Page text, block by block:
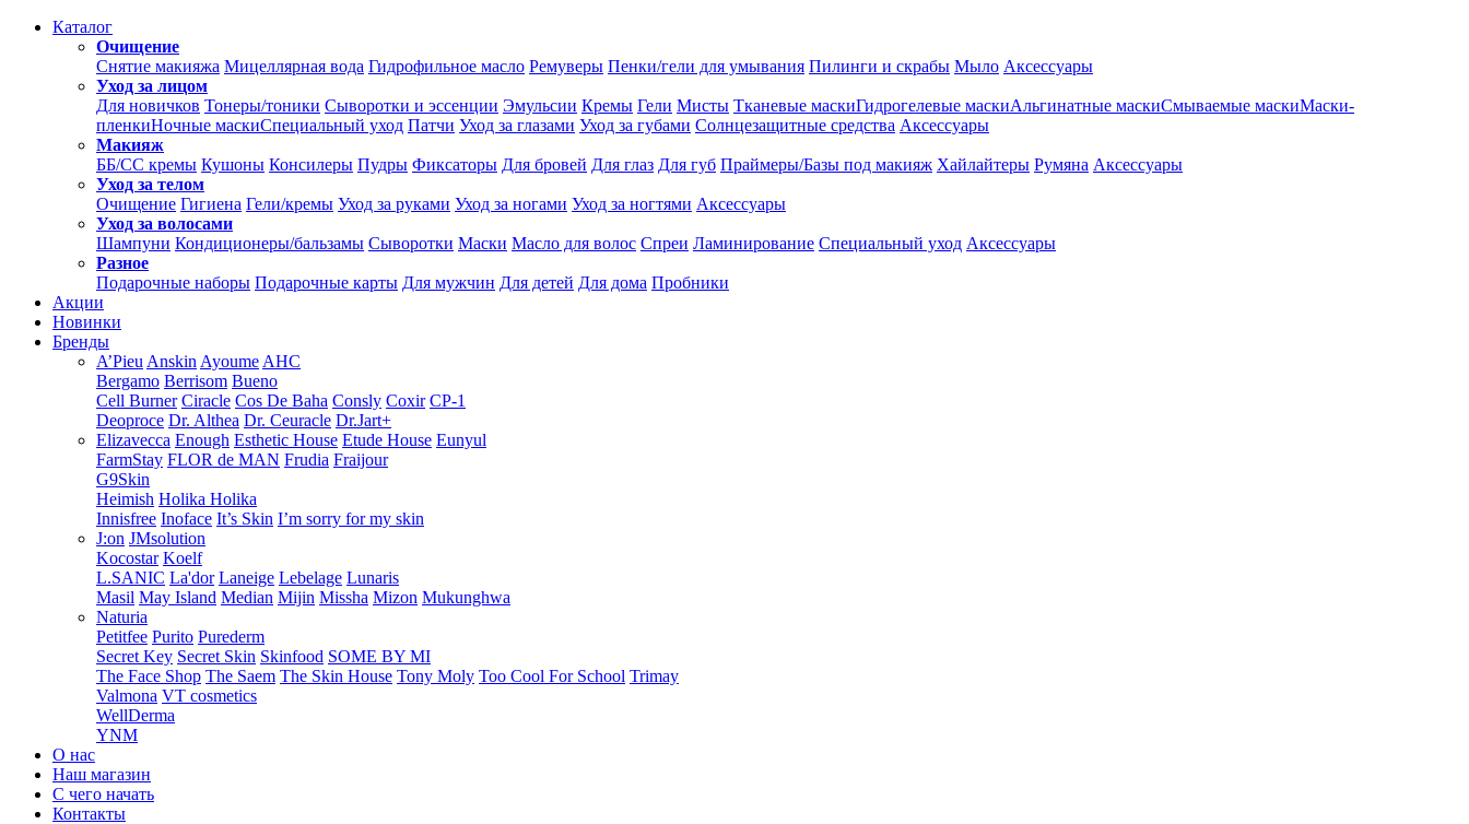
Каталог
Очищение
Снятие макияжа Мицеллярная вода Гидрофильное масло Ремуверы Пенки/гели для умывания Пилинги и скрабы Мыло Аксессуары
Уход за лицом
Для новичков Тонеры/тоники Сыворотки и эссенции Эмульсии Кремы Гели Мисты Тканевые маскиГидрогелевые маскиАльгинатные маскиСмываемые маскиМаски-
пленкиНочные маскиСпециальный уход Патчи Уход за глазами Уход за губами Солнцезащитные средства Аксессуары
Макияж
ББ/СС кремы Кушоны Консилеры Пудры Фиксаторы Для бровей Для глаз Для губ Праймеры/Базы под макияж Хайлайтеры Румяна Аксессуары
Уход за телом
Очищение Гигиена Гели/кремы Уход за руками Уход за ногами Уход за ногтями Аксессуары
Уход за волосами
Шампуни Кондиционеры/бальзамы Сыворотки Маски Масло для волос Спреи Ламинирование Специальный уход Аксессуары
Разное
Подарочные наборы Подарочные карты Для мужчин Для детей Для дома Пробники
Акции
Новинки
Бренды
A’Pieu Anskin Ayoume AHC
Bergamo Berrisom Bueno
Cell Burner Ciracle Cos De Baha Consly Coxir CP-1
Deoproce Dr. Althea Dr. Ceuracle Dr.Jart+
Elizavecca Enough Esthetic House Etude House Eunyul
FarmStay FLOR de MAN Frudia Fraijour
G9Skin
Heimish Holika Holika
Innisfree Inoface It’s Skin I’m sorry for my skin
J:on JMsolution
Kocostar Koelf
L.SANIC La'dor Laneige Lebelage Lunaris
Masil May Island Median Mijin Missha Mizon Mukunghwa
Naturia
Petitfee Purito Purederm
Secret Key Secret Skin Skinfood SOME BY MI
The Face Shop The Saem The Skin House Tony Moly Too Cool For School Trimay
Valmona VT cosmetics
WellDerma
YNM
О нас
Наш магазин
С чего начать
Контакты